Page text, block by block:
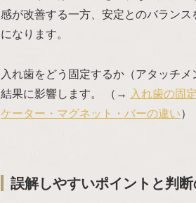
感が改善する一方、安定とのバランス
になります。
入れ歯をどう固定するか（アタッチメ
結果に影響します。 （→ 入れ歯の固
ケーター・マグネット・バーの違い）
誤解しやすいポイントと判